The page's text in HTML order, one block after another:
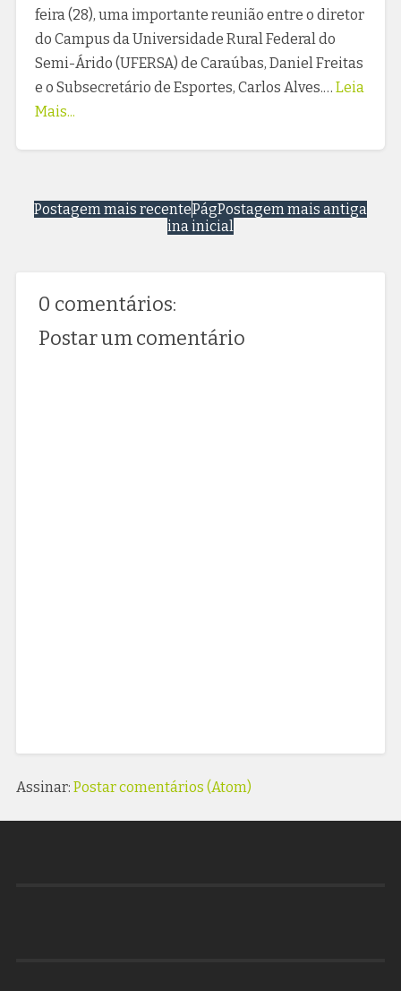
feira (28), uma importante reunião entre o diretor
do Campus da Universidade Rural Federal do
Semi-Árido (UFERSA) de Caraúbas, Daniel Freitas
e o Subsecretário de Esportes, Carlos Alves.… Leia
Mais...
Postagem mais recente Postagem mais antiga
Pág
ina inicial
0 comentários:
Postar um comentário
Assinar: Postar comentários (Atom)